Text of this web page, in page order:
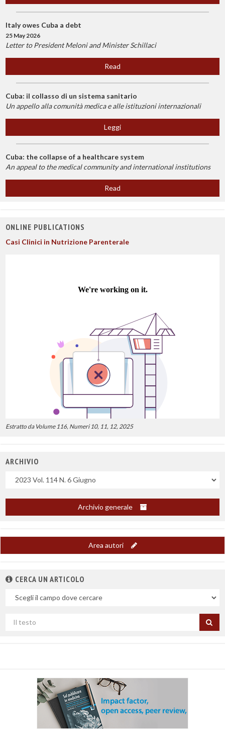
Italy owes Cuba a debt
25 May 2026
Letter to President Meloni and Minister Schillaci
Read
Cuba: il collasso di un sistema sanitario
Un appello alla comunità medica e alle istituzioni internazionali
Leggi
Cuba: the collapse of a healthcare system
An appeal to the medical community and international institutions
Read
ONLINE PUBLICATIONS
Casi Clinici in Nutrizione Parenterale
Estratto da Volume 116, Numeri 10, 11, 12, 2025
ARCHIVIO
Uscite
Archivio generale
Area autori
CERCA UN ARTICOLO
Nel
Cerca